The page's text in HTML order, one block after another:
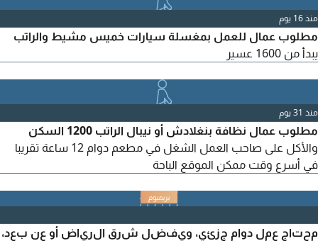
منذ 16 يوم
مطلوب عمال للعمل بمغسلة سيارات خميس مشيط والراتب
يبدأ من 1600 عسير
منذ 31 يوم
مطلوب عمال نظافة بنغلادش أو نيبال الراتب 1200 السكن
والأكل على صاحب العمل الشغل في مطعم دوام 12 ساعة تقريبا
في أسرع وقت ممكن الموقع الباحة
محتاج عمل دوام جزئي، ويفضل شرق الرياض أو عن بعد،